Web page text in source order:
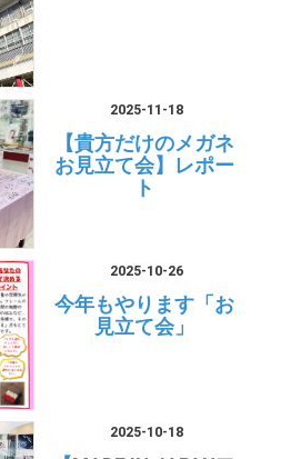
2025-11-18
【貴方だけのメガネ
お見立て会】レポー
ト
2025-10-26
今年もやります「お
見立て会」
2025-10-18